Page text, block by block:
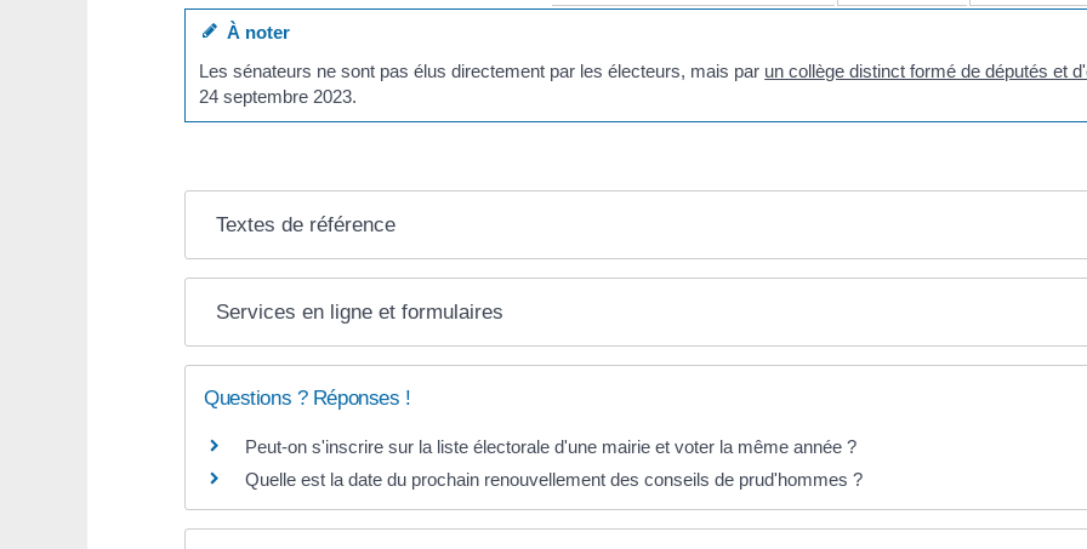
À noter
Les sénateurs ne sont pas élus directement par les électeurs, mais par un collège distinct formé de députés et
24 septembre 2023.
Textes de référence
Services en ligne et formulaires
Questions ? Réponses !
Peut-on s'inscrire sur la liste électorale d'une mairie et voter la même année ?
Quelle est la date du prochain renouvellement des conseils de prud'hommes ?